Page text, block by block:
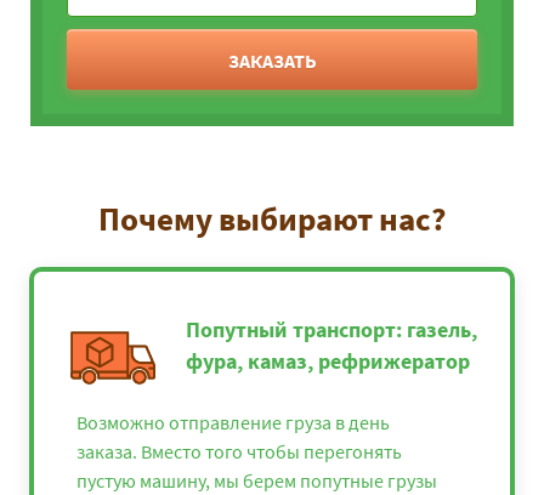
ЗАКАЗАТЬ
Почему выбирают нас?
Попутный транспорт: газель,
фура, камаз, рефрижератор
Возможно отправление груза в день
заказа. Вместо того чтобы перегонять
пустую машину, мы берем попутные грузы